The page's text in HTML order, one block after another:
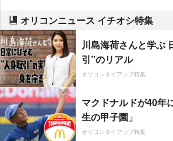
オリコンニュース イチオシ特集
川島海荷さんと学ぶ
引”のリアル
オリコンタイアップ特集
マクドナルドが40年
生の甲子園」
オリコンタイアップ特集